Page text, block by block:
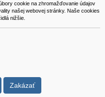
cookie na zhromažďovanie údajov
našej webovej stránky. Naše cookies
nižšie.
Zakázať
nad Hronom
vrátane DPH.